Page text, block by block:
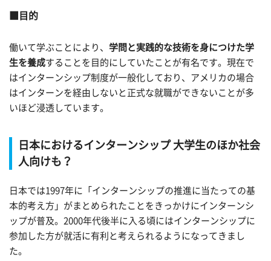
目的
働いて学ぶことにより、 学問と実践的な技術を身につけた学
生を養成することを目的にしていたことが有名です。現在で
はインターンシップ制度が一般化しており、アメリカの場合
はインターンを経由しないと正式な就職ができないことが多
いほど浸透しています。
日本におけるインターンシップ 大学生のほか社会
人向けも？
日本では1997年に「インターンシップの推進に当たっての基
本的考え方」がまとめられたことをきっかけにインターンシ
ップが普及。2000年代後半に入る頃にはインターンシップに
参加した方が就活に有利と考えられるようになってきまし
た。